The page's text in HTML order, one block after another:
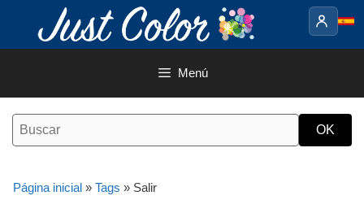
contenido
Menú
Página inicial » Tags » Salir